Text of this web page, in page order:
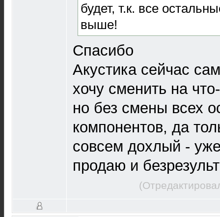
будет, т.к. все
выше!
Спасибо
Акустика сейчас
хочу сменить на
но без смены всех
компонентов, да
совсем дохлый -
продаю и